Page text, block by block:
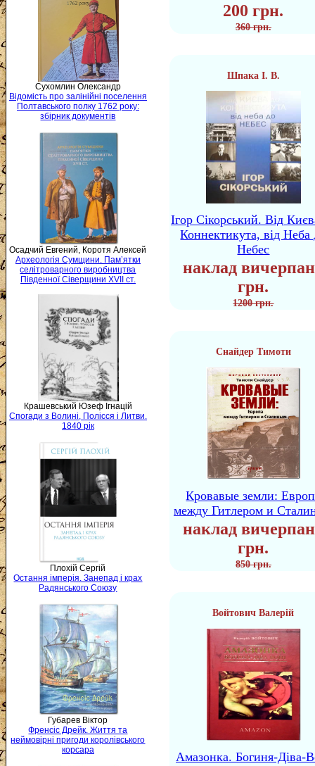
Сухомлин Олександр
Відомість про залінійні поселення
Полтавського полку 1762 року:
збірник документів
Осадчий Евгений, Коротя Алексей
Археологія Сумщини. Пам’ятки
селітроварного виробництва
Південної Сіверщини XVII ст.
Крашевський Юзеф Ігнацій
Спогади з Волині, Полісся і Литви.
1840 рік
Плохій Сергій
Остання імперія. Занепад і крах
Радянського Союзу
Губарев Віктор
Френсіс Дрейк. Життя та
неймовірні пригоди королівського
корсара
200 грн.
360 грн.
Шпака І. В.
Ігор Сікорський. Від
Коннектикута, від Неба
Небес
наклад
грн.
1200 грн.
Снайдер Тимоти
Кровавые земли:
между Гитлером и
наклад
грн.
850 грн.
Войтович Валерій
Амазонка. Богиня-Діва-